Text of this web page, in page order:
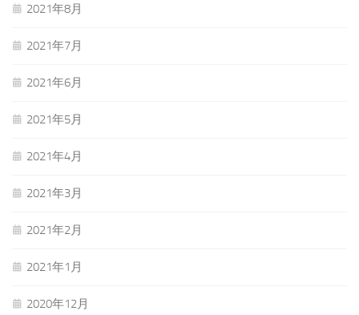
2021年8月
2021年7月
2021年6月
2021年5月
2021年4月
2021年3月
2021年2月
2021年1月
2020年12月